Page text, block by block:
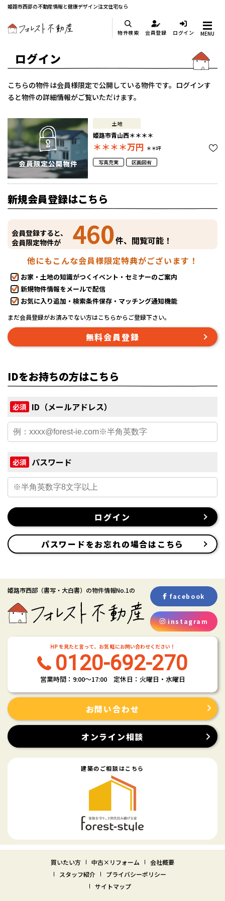
姫路市西部の不動産情報と健康デザイン注文住宅なら
物件検索 会員登録 ログイン MENU
ログイン
こちらの物件は会員様限定で公開している物件です。ログインす
ると物件の詳細情報がご覧いただけます。
土地
姫路市青山西＊＊＊＊
＊＊＊＊万円 ＊＊坪
写真充実
区画図有
新規会員登録はこちら
会員登録すると、
会員限定物件が
460件、閲覧可能！
他にもこんな会員様限定特典がございます！
お家・土地の知識がつくイベント・セミナーのご案内
新規物件情報をメールで配信
お気に入り追加・検索条件保存・マッチング通知機能
まだ会員登録がお済みでない方はこちらからご登録下さい。
無料会員登録
IDをお持ちの方はこちら
必須 ID（メールアドレス）
必須 パスワード
ログイン
パスワードをお忘れの場合はこちら
姫路市西部 （書写・大白書） の物件情報No.1の
facebook
instagram
HP を見たと言って、お気 軽にお問い合わせください！
0120-692-270
営業時間：9:00〜17:00 定休日：火曜日・水曜日
お問い合わせ
オンライン相談
建築のご相談はこちら
買いたい方 中古×リフォーム
会社概要
スタッフ紹介
プライバシーポリシー
サイトマップ